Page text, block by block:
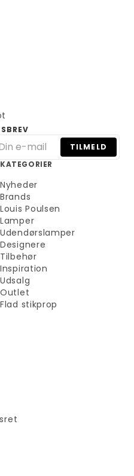
TILMELD
KATEGORIER
Nyheder
Brands
Louis Poulsen
Lamper
Udendørslamper
Designere
Tilbehør
Inspiration
Udsalg
Outlet
Flad stikprop